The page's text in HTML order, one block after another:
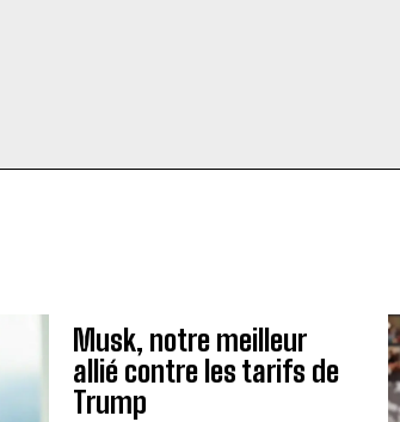
Musk, notre meilleur
allié contre les tarifs de
Trump